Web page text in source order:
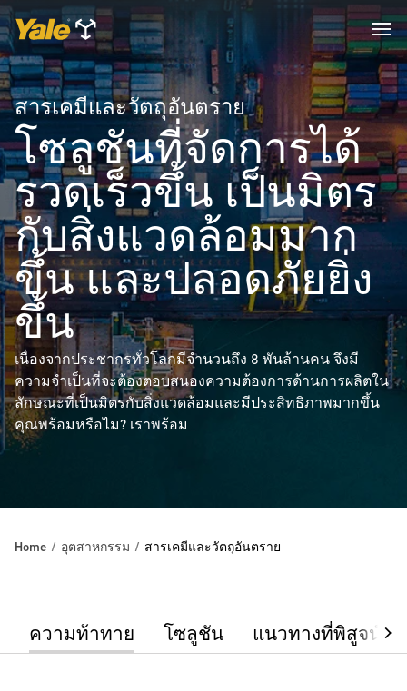
สารเคมีและวัตถุอันตราย
โซลูชันที่จัดการได้
รวดเร็วขึ้น เป็นมิตร
กับสิ่งแวดล้อมมาก
ขึ้น และปลอดภัยยิ่ง
ขึ้น
เนื่องจากประชากรทั่วโลกมีจำนวนถึง 8 พันล้านคน จึงมี
ความจำเป็นที่จะต้องตอบสนองความต้องการด้านการผลิตใน
ลักษณะที่เป็นมิตรกับสิ่งแวดล้อมและมีประสิทธิภาพมากขึ้น
คุณพร้อมหรือไม? เราพร้อม
Home อุตสาหกรรม สารเคมีและวัตถุอันตราย
ความท้าทาย โซลูชัน แนวทางที่พิสูจน์แ